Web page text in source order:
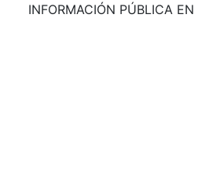
INFORMACIÓN PÚBLICA EN